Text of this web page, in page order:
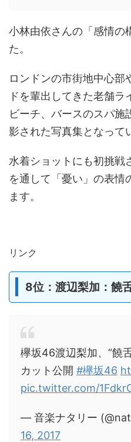
小林由依さんの「感情の
た。
ロンドンの市街地中心部
ドを輩出してきた老舗
ビーチ、バースのスパ施
影された写真集となって
水着ショットにも初挑戦
を通して「憂い」の表情
ます。
リンク
8位：渡辺梨加：
欅坂46渡辺梨加、“饒
カット公開 #欅坂46
pic.twitter.com/
— 音楽ナタリー
16, 2017